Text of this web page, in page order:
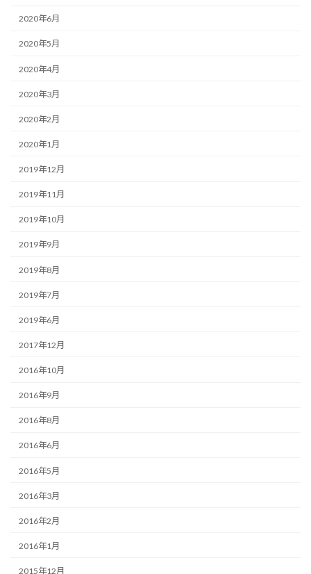
2020年6月
2020年5月
2020年4月
2020年3月
2020年2月
2020年1月
2019年12月
2019年11月
2019年10月
2019年9月
2019年8月
2019年7月
2019年6月
2017年12月
2016年10月
2016年9月
2016年8月
2016年6月
2016年5月
2016年3月
2016年2月
2016年1月
2015年12月